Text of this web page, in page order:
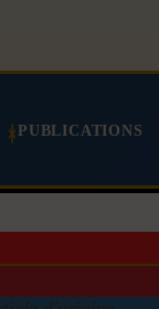
PUBLICATIONS